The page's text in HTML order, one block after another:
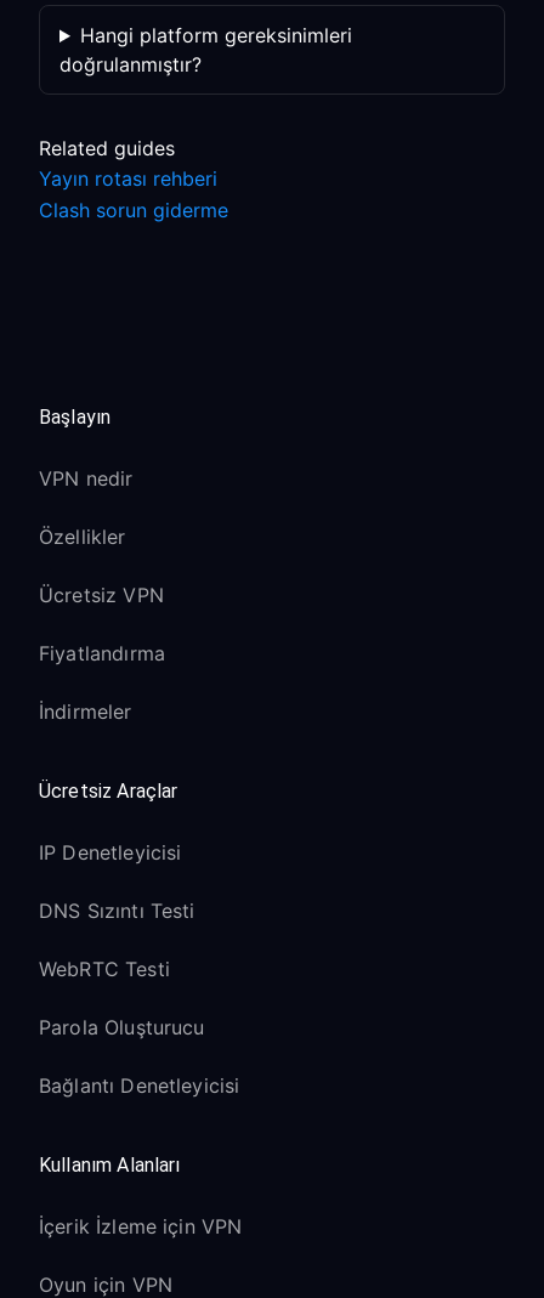
Hangi platform gereksinimleri
doğrulanmıştır?
Related guides
Yayın rotası rehberi
Clash sorun giderme
Başlayın
VPN nedir
Özellikler
Ücretsiz VPN
Fiyatlandırma
İndirmeler
Ücretsiz Araçlar
IP Denetleyicisi
DNS Sızıntı Testi
WebRTC Testi
Parola Oluşturucu
Bağlantı Denetleyicisi
Kullanım Alanları
İçerik İzleme için VPN
Oyun için VPN